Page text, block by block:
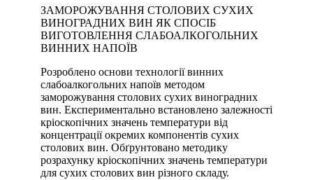
ЗАМОРОЖУВАННЯ СТОЛОВИХ СУХИХ
ВИНОГРАДНИХ ВИН ЯК СПОСІБ
ВИГОТОВЛЕННЯ СЛАБОАЛКОГОЛЬНИХ
ВИННИХ НАПОЇВ
Розроблено основи технології винних
слабоалкогольних напоїв методом
заморожування столових сухих виноградних
вин. Експериментально встановлено залежності
кріоскопічних значень температури від
концентрації окремих компонентів сухих
столових вин. Обґрунтовано методику
розрахунку кріоскопічних значень температури
для сухих столових вин різного складу.